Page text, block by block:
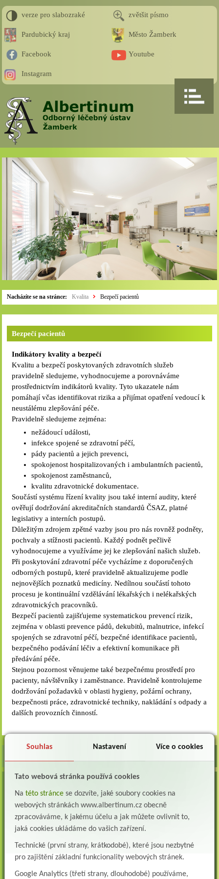
verze pro slabozraké zvětšit písmo
Pardubický kraj Město Žamberk
Facebook Youtube
Instagram
Nacházíte se na stránce: Kvalita Bezpečí pacientů
Bezpečí pacientů
Indikátory kvality a bezpečí
Kvalitu a bezpečí poskytovaných zdravotních služeb
pravidelně sledujeme, vyhodnocujeme a porovnáváme
prostřednictvím indikátorů kvality. Tyto ukazatele nám
pomáhají včas identifikovat rizika a přijímat opatření vedoucí k
neustálému zlepšování péče.
Pravidelně sledujeme zejména:
nežádoucí události,
infekce spojené se zdravotní péčí,
pády pacientů a jejich prevenci,
spokojenost hospitalizovaných i ambulantních pacientů,
spokojenost zaměstnanců,
kvalitu zdravotnické dokumentace.
Součástí systému řízení kvality jsou také interní audity, které
ověřují dodržování akreditačních standardů ČSAZ, platné
legislativy a interních postupů.
Důležitým zdrojem zpětné vazby jsou pro nás rovněž podněty,
pochvaly a stížnosti pacientů. Každý podnět pečlivě
vyhodnocujeme a využíváme jej ke zlepšování našich služeb.
Při poskytování zdravotní péče vycházíme z doporučených
odborných postupů, které pravidelně aktualizujeme podle
nejnovějších poznatků medicíny. Nedílnou součástí tohoto
procesu je kontinuální vzdělávání lékařských i nelékařských
zdravotnických pracovníků.
Bezpečí pacientů zajišťujeme systematickou prevencí rizik,
zejména v oblasti prevence pádů, dekubitů, malnutrice, infekcí
spojených se zdravotní péčí, bezpečné identifikace pacientů,
bezpečného podávání léčiv a efektivní komunikace při
předávání péče.
Stejnou pozornost věnujeme také bezpečnému prostředí pro
pacienty, návštěvníky i zaměstnance. Pravidelně kontrolujeme
dodržování požadavků v oblasti hygieny, požární ochrany,
bezpečnosti práce, zdravotnické techniky, nakládání s odpady a
dalších provozních činností.
Albertinum, odborný léčebný ústav, Žamberk přijme do pracovního poměru: Lékaře na
oddělení následné a dlouhodobé lůžkové...
Albertinum, odborný léčebný ústav, Žamberkpřijme do pracovního poměru: Lékaře na
oddělení psychiatrie ...
Lékař oddělení pneumologie a ftizeologie (plicní oddělení)
Souhlas Nastavení Více o cookies
Tato webová stránka používá cookies
Na této stránce se dozvíte, jaké soubory cookies na
webových stránkách www.albertinum.cz obecně
zpracováváme, k jakému účelu a jak můžete ovlivnit to,
jaká cookies ukládáme do vašich zařízení.
Technické (první strany, krátkodobé), které jsou nezbytné
pro zajištění základní funkcionality webových stránek.
Google Analytics (třetí strany, dlouhodobé) používáme,